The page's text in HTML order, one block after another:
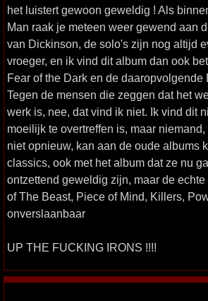
het luistert gewoon geweldig ! Als
Man raak je meteen weer gewend aan
van Dickinson, de solo's zijn nog altijd
vroeger, en ik vind dit album dan ook
Fear of the Dark en de daaropvolgende
Tegen de mensen die zeggen dat het
werk is, nee, dat vind ik niet. Ik vind dit
moeilijk te overtreffen is, maar
niet opnieuw, kan aan de oude albums
classics, ook met het album dat ze nu
ontzettend geweldig zijn, maar de
of The Beast, Piece of Mind, Killers,
onverslaanbaar
UP THE FUCKING IRONS !!!!